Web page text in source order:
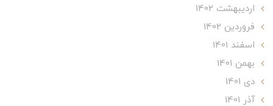
ارديبهشت 1402
فروردین 1402
اسفند 1401
بهمن 1401
دی 1401
آذر 1401